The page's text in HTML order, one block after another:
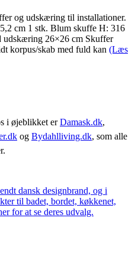
og udskæring til installationer.
cm 1 stk. Blum skuffe H: 316
udskæring 26×26 cm Skuffer
korpus/skab med fuld kan (Læs
i øjeblikket erDamask.dk,
og Bydahlliving.dk, som alle
dansk designbrand, og i
til badet, bordet, køkkenet,
for at se deres udvalg.